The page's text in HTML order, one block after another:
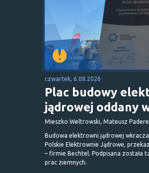
czwartek, 6.08.2026
Plac budowy
jądrowej oddany
Mieszko Weltrowski, Mateusz
Budowa elektrowni jądrowej
Polskie Elektrownie Jądrowe,
– firmie Bechtel. Podpisana została
prac ziemnych.